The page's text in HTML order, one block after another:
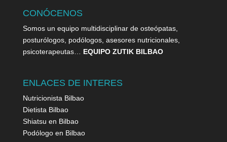
CONÓCENOS
Somos un equipo multidisciplinar de osteópatas,
posturólogos, podólogos, asesores nutricionales,
psicoterapeutas… EQUIPO ZUTIK BILBAO
ENLACES DE INTERES
Nutricionista Bilbao
Dietista Bilbao
Shiatsu en Bilbao
Podólogo en Bilbao